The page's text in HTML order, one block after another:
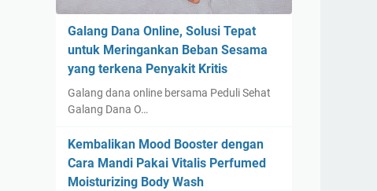
Galang Dana Online, Solusi Tepat
untuk Meringankan Beban Sesama
yang terkena Penyakit Kritis
Galang dana online bersama Peduli Sehat
Galang Dana O…
Kembalikan Mood Booster dengan
Cara Mandi Pakai Vitalis Perfumed
Moisturizing Body Wash